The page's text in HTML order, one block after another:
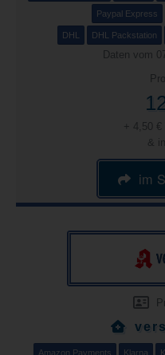
Paypal Express
DHL DHL Packstation
Daten vom
+ 4,50 €
&
im
Amazon Payments Klarna